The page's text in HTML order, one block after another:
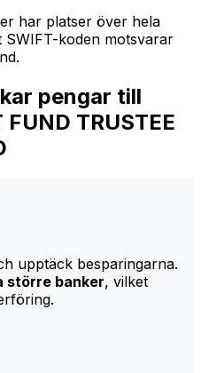
har platser över hela
koden motsvarar
pengar till
FUND TRUSTEE
upptäck besparingarna.
banker, vilket